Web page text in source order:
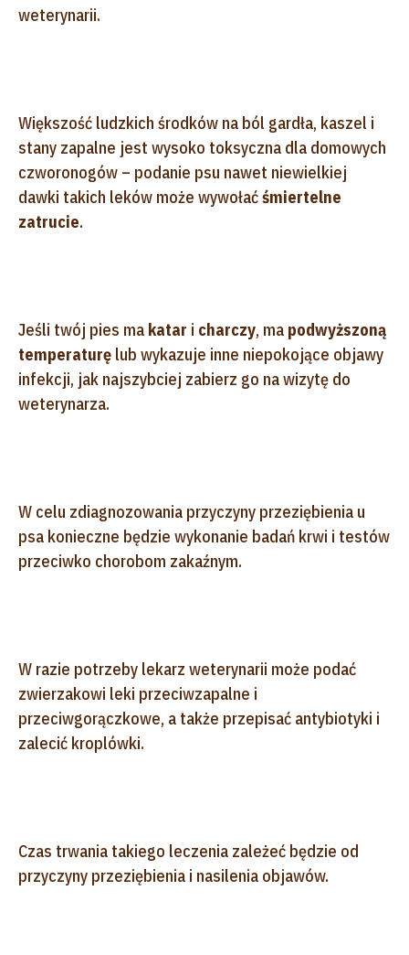
weterynarii.
Większość ludzkich środków na ból gardła, kaszel i
stany zapalne jest wysoko toksyczna dla domowych
czworonogów – podanie psu nawet niewielkiej
dawki takich leków może wywołaćśmiertelne
zatrucie.
Jeśli twój pies ma katar i charczy, ma podwyższoną
temperaturę lub wykazuje inne niepokojące objawy
infekcji, jak najszybciej zabierz go na wizytę do
weterynarza.
W celu zdiagnozowania przyczyny przeziębienia u
psa konieczne będzie wykonanie badań krwi i testów
przeciwko chorobom zakaźnym.
W razie potrzeby lekarz weterynarii może podać
zwierzakowi leki przeciwzapalne i
przeciwgorączkowe, a także przepisać antybiotyki i
zalecić kroplówki.
Czas trwania takiego leczenia zależeć będzie od
przyczyny przeziębienia i nasilenia objawów.